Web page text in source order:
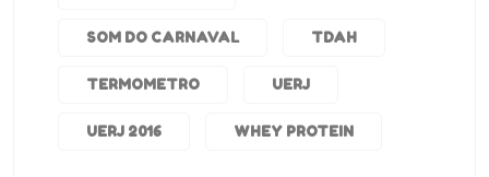
SOM DO CARNAVAL TDAH
TERMOMETRO UERJ
UERJ 2016 WHEY PROTEIN